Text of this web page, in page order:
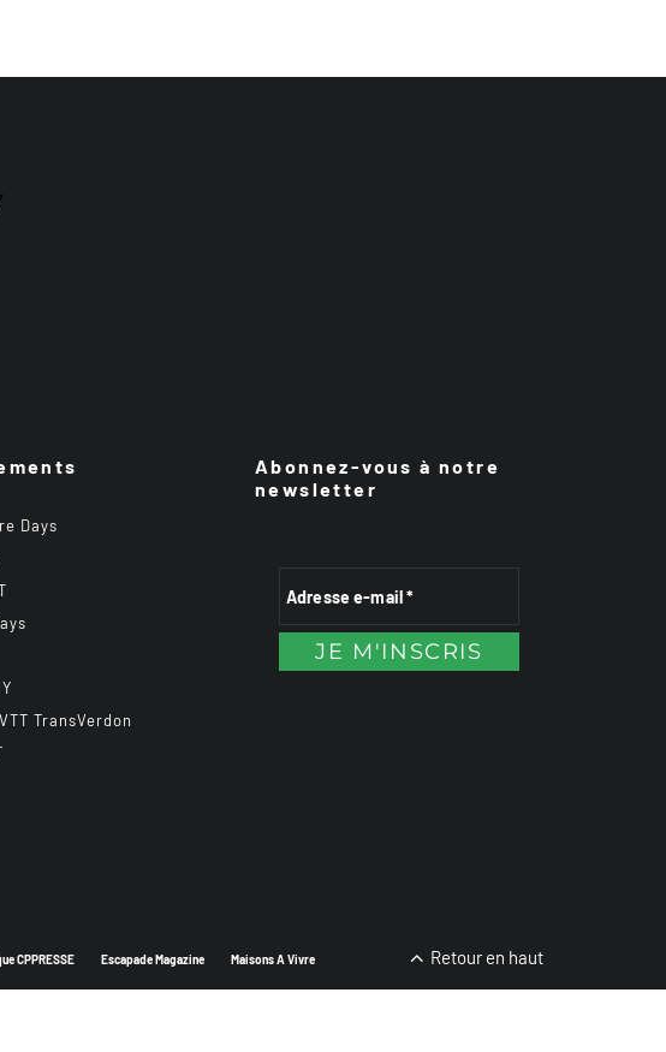
Days
TransVerdon
Abonnez-vous à notre
newsletter
CPPRESSE Escapade Magazine Maisons A Vivre Retour en haut